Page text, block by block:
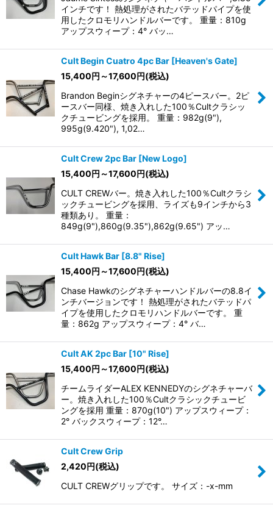
インチです！ 熱処理がされたバテッドパイプを使
用したクロモリハンドルバーです。 重量：810g
アップスウィープ：4° バッ…
Cult Begin Cuatro 4pc Bar [Heaven's Gate]
15,400円 ～17,600円(税込)
Brandon Beginシグネチャーの4ピースバー。2ピ
ースバー同様、焼き入れした100％Cultクラシッ
クチュービングを採用。 重量：982g(9"),
995g(9.420"), 1,02…
Cult Crew 2pc Bar [New Logo]
15,400円 ～17,600円(税込)
CULT CREWバー。焼き入れした100％Cultクラシ
ックチュービングを採用、ライズも9インチから3
種類あり。 重量：
849g(9"),860g(9.35"),862g(9.65") アッ…
Cult Hawk Bar [8.8" Rise]
15,400円 ～17,600円(税込)
Chase Hawkのシグネチャーハンドルバーの8.8イ
ンチバージョンです！ 熱処理がされたバテッドパ
イプを使用したクロモリハンドルバーです。 重
量：862g アップスウィープ：4° バ…
Cult AK 2pc Bar [10" Rise]
15,400円 ～17,600円(税込)
チームライダーALEX KENNEDYのシグネチャーバ
ー。焼き入れした100％Cultクラシックチュービ
ングを採用 重量：870g(10") アップスウィープ：
2° バックスウィープ：12°…
Cult Crew Grip
2,420円(税込)
CULT CREWグリップです。 サイズ：-x-mm